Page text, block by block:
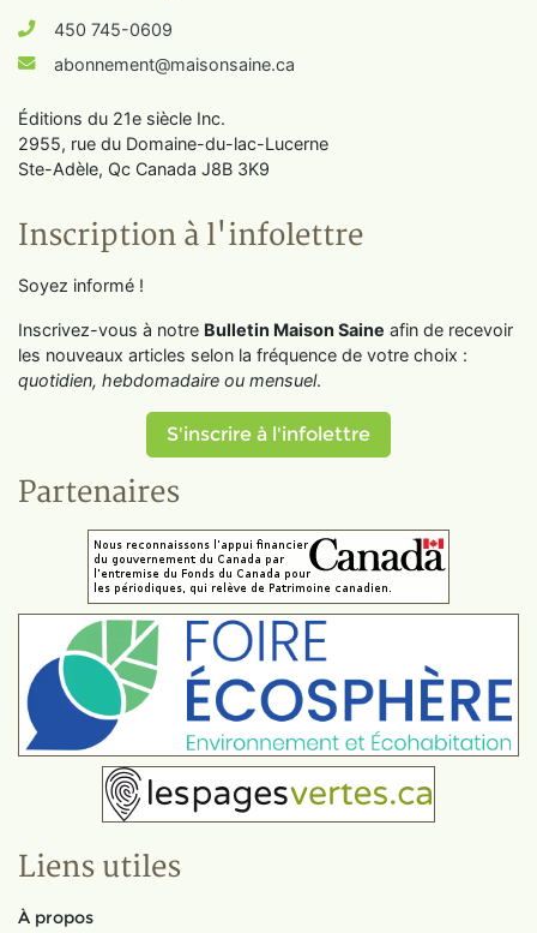
450 745-0609
abonnement@maisonsaine.ca
Éditions du 21e siècle Inc.
2955, rue du Domaine-du-lac-Lucerne
Ste-Adèle, Qc Canada J8B 3K9
Inscription à l'infolettre
Soyez informé !
Inscrivez-vous à notre Bulletin Maison Saine afin de recevoir
les nouveaux articles selon la fréquence de votre choix :
quotidien, hebdomadaire ou mensuel.
S'inscrire à l'infolettre
Partenaires
Liens utiles
À propos